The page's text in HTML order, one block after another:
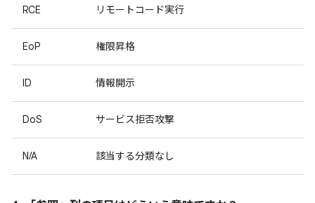
RCE リモートコード実行
EoP 権限昇格
ID 情報開示
DoS サービス拒否攻撃
N/A 該当する分類なし